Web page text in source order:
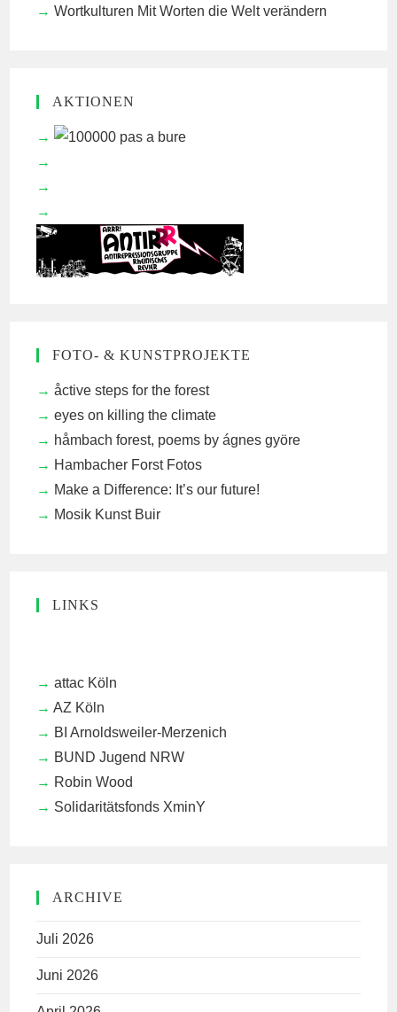
Wortkulturen Mit Worten die Welt verändern
AKTIONEN
FOTO- & KUNSTPROJEKTE
åctive steps for the forest
eyes on killing the climate
håmbach forest, poems by ágnes györe
Hambacher Forst Fotos
Make a Difference: It’s our future!
Mosik Kunst Buir
LINKS
attac Köln
AZ Köln
BI Arnoldsweiler-Merzenich
BUND Jugend NRW
Robin Wood
Solidaritätsfonds XminY
ARCHIVE
Juli 2026
Juni 2026